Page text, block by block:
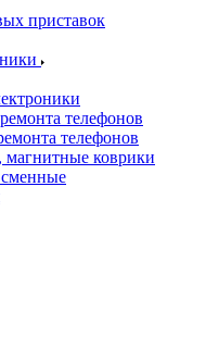
приставок
телефонов
телефонов
коврики
сменные